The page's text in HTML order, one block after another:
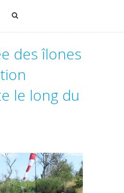
des îlones
le long du